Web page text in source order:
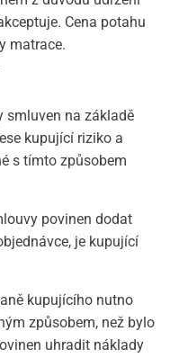
Cena potahu
matrace.
smluven na základě
kupující riziko a
s tímto způsobem
povinen dodat
je kupující
kupujícího nutno
způsobem, než bylo
uhradit náklady